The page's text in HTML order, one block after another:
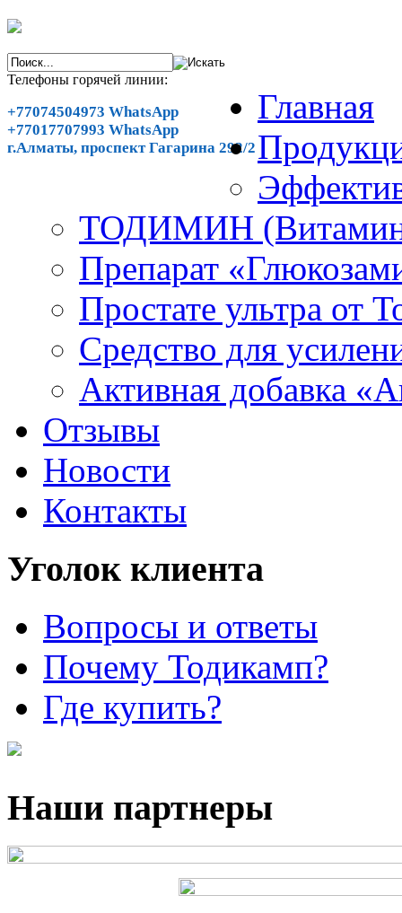
Телефоны горячей линии:
+77074504973 WhatsApp
+77017707993 WhatsApp
г.Алматы, проспект Гагарина 292/2
Главная
ТОДИМИН (Витамин
Препарат
Простате ультра от
Cредство для
Активная добавка
Отзывы
Новости
Контакты
Уголок клиента
Вопросы и ответы
Почему Тодикамп?
Где купить?
Наши партнеры